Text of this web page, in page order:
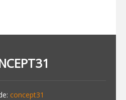
concept31